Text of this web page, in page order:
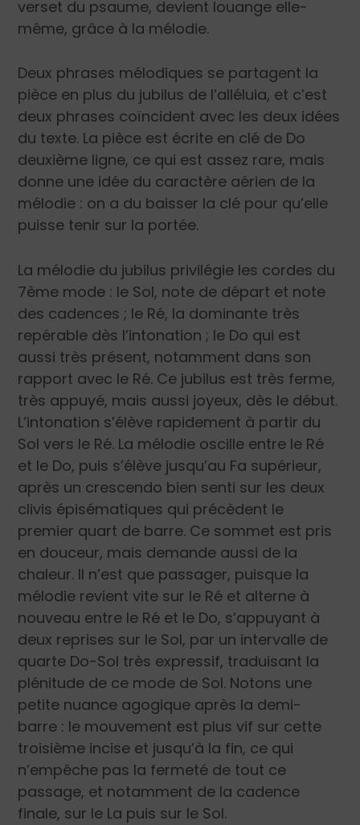
verset du psaume, devient louange elle-
même, grâce à la mélodie.
Deux phrases mélodiques se partagent la
pièce en plus du jubilus de l’alléluia, et c’est
deux phrases coïncident avec les deux idées
du texte. La pièce est écrite en clé de Do
deuxième ligne, ce qui est assez rare, mais
donne une idée du caractère aérien de la
mélodie : on a du baisser la clé pour qu’elle
puisse tenir sur la portée.
La mélodie du jubilus privilégie les cordes du
7ème mode : le Sol, note de départ et note
des cadences ; le Ré, la dominante très
repérable dès l’intonation ; le Do qui est
aussi très présent, notamment dans son
rapport avec le Ré. Ce jubilus est très ferme,
très appuyé, mais aussi joyeux, dès le début.
L’intonation s’élève rapidement à partir du
Sol vers le Ré. La mélodie oscille entre le Ré
et le Do, puis s’élève jusqu’au Fa supérieur,
après un crescendo bien senti sur les deux
clivis épisématiques qui précèdent le
premier quart de barre. Ce sommet est pris
en douceur, mais demande aussi de la
chaleur. Il n’est que passager, puisque la
mélodie revient vite sur le Ré et alterne à
nouveau entre le Ré et le Do, s’appuyant à
deux reprises sur le Sol, par un intervalle de
quarte Do-Sol très expressif, traduisant la
plénitude de ce mode de Sol. Notons une
petite nuance agogique après la demi-
barre : le mouvement est plus vif sur cette
troisième incise et jusqu’à la fin, ce qui
n’empêche pas la fermeté de tout ce
passage, et notamment de la cadence
finale, sur le La puis sur le Sol.